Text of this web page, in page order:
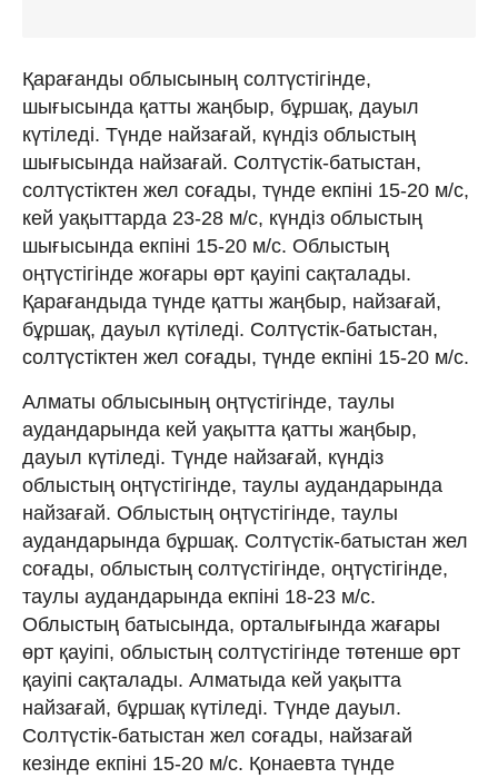
Қарағанды облысының солтүстігінде,
шығысында қатты жаңбыр, бұршақ, дауыл
күтіледі. Түнде найзағай, күндіз облыстың
шығысында найзағай. Солтүстік-батыстан,
солтүстіктен жел соғады, түнде екпіні 15-20 м/с,
кей уақыттарда 23-28 м/с, күндіз облыстың
шығысында екпіні 15-20 м/с. Облыстың
оңтүстігінде жоғары өрт қауіпі сақталады.
Қарағандыда түнде қатты жаңбыр, найзағай,
бұршақ, дауыл күтіледі. Солтүстік-батыстан,
солтүстіктен жел соғады, түнде екпіні 15-20 м/с.
Алматы облысының оңтүстігінде, таулы
аудандарында кей уақытта қатты жаңбыр,
дауыл күтіледі. Түнде найзағай, күндіз
облыстың оңтүстігінде, таулы аудандарында
найзағай. Облыстың оңтүстігінде, таулы
аудандарында бұршақ. Солтүстік-батыстан жел
соғады, облыстың солтүстігінде, оңтүстігінде,
таулы аудандарында екпіні 18-23 м/с.
Облыстың батысында, орталығында жағары
өрт қауіпі, облыстың солтүстігінде төтенше өрт
қауіпі сақталады. Алматыда кей уақытта
найзағай, бұршақ күтіледі. Түнде дауыл.
Солтүстік-батыстан жел соғады, найзағай
кезінде екпіні 15-20 м/с. Қонаевта түнде